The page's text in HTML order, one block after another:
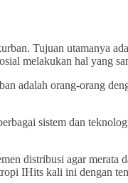
Tujuan utamanya
melakukan hal yang
adalah orang-orang
sistem dan
distribusi agar merata
IHits kali ini dengan